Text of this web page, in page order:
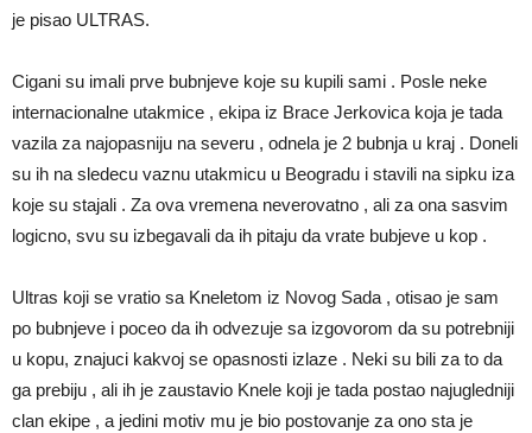
je pisao ULTRAS.
Cigani su imali prve bubnjeve koje su kupili sami . Posle neke
internacionalne utakmice , ekipa iz Brace Jerkovica koja je tada
vazila za najopasniju na severu , odnela je 2 bubnja u kraj . Doneli
su ih na sledecu vaznu utakmicu u Beogradu i stavili na sipku iza
koje su stajali . Za ova vremena neverovatno , ali za ona sasvim
logicno, svu su izbegavali da ih pitaju da vrate bubjeve u kop .
Ultras koji se vratio sa Kneletom iz Novog Sada , otisao je sam
po bubnjeve i poceo da ih odvezuje sa izgovorom da su potrebniji
u kopu, znajuci kakvoj se opasnosti izlaze . Neki su bili za to da
ga prebiju , ali ih je zaustavio Knele koji je tada postao najugledniji
clan ekipe , a jedini motiv mu je bio postovanje za ono sta je